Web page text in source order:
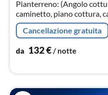
Pianterreno: (Angolo
caminetto, piano cottura,
microonde, lavastoviglie,
Cancellazione gratuita
da 132€/ notte